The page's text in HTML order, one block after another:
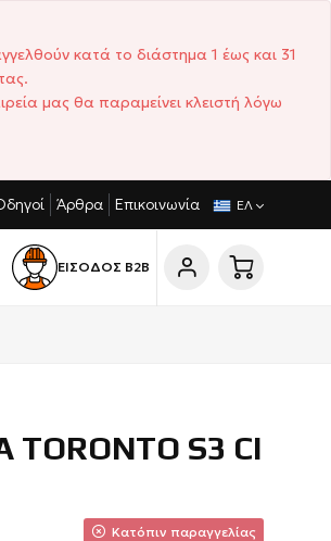
κατά το διάστημα 1 έως και 31
μας θα παραμείνει κλειστή λόγω
ΣΎΝΤΟΜΟΙ ΧΡΌΝΟΙ ΠΑΡΆΔΟΣΗΣ
Άρθρα Επικοινωνία ΕΛ
ΕΙΣΟΔΟΣ Β2Β
S3 CI
Κατόπιν παραγγελίας